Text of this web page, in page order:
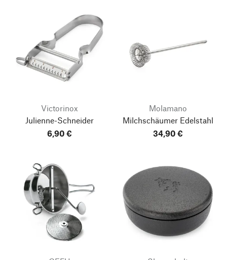
Victorinox
Julienne-Schneider
6,90 €
Molamano
Milchschäumer Edelstahl
34,90 €